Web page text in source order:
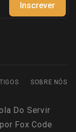
Inscrever
SOBRE NÓS
Do Servir
Fox Code